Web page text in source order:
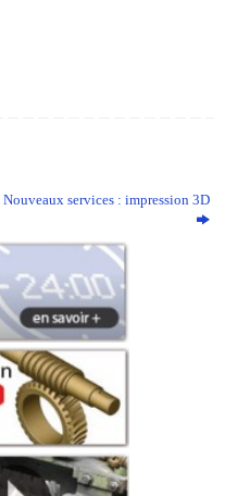
Nouveaux services : impression 3D